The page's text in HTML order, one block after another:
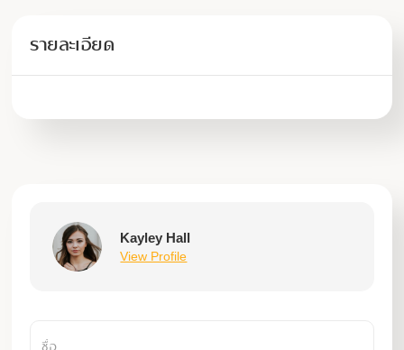
รายละเอียด
Kayley Hall
View Profile